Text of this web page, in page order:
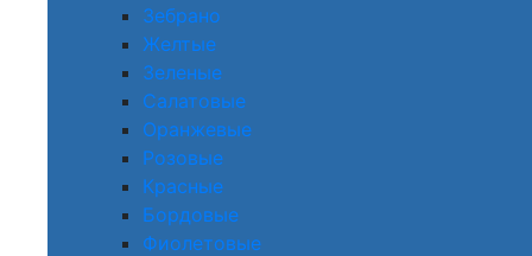
Зебрано
Желтые
Зеленые
Салатовые
Оранжевые
Розовые
Красные
Бордовые
Фиолетовые